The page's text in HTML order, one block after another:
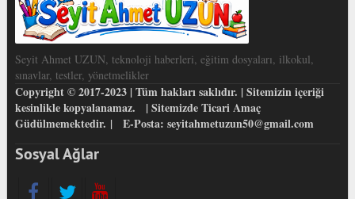
Seyit Ahmet UZUN, teknoloji haberleri, eğitim dosyaları, ilkokul,
sınavlar, testler, yönetmelikler
Copyright © 2017-2023 | Tüm hakları saklıdır. | Sitemizin içeriği
kesinlikle kopyalanamaz. | Sitemizde Ticari Amaç
Güdülmemektedir. | E-Posta: seyitahmetuzun50@gmail.com
Sosyal Ağlar